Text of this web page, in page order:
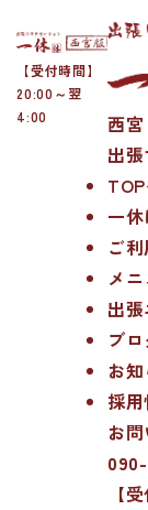
【受付時間】
20:00～翌
4:00
西
出
一
ご
メ
出
ブ
お
採
お
【